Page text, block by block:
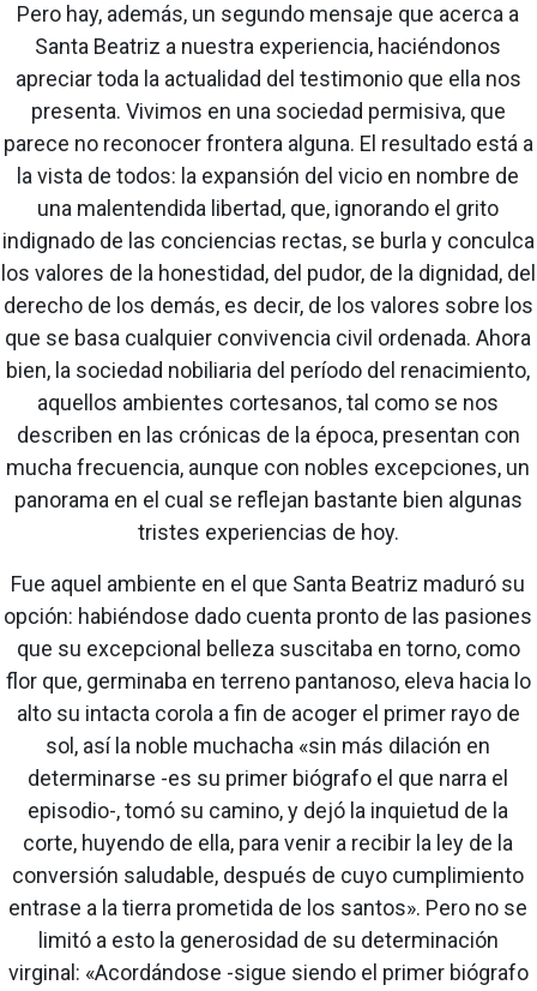
Pero hay, además, un segundo mensaje que acerca a
Santa Beatriz a nuestra experiencia, haciéndonos
apreciar toda la actualidad del testimonio que ella nos
presenta. Vivimos en una sociedad permisiva, que
parece no reconocer frontera alguna. El resultado está a
la vista de todos: la expansión del vicio en nombre de
una malentendida libertad, que, ignorando el grito
indignado de las conciencias rectas, se burla y conculca
los valores de la honestidad, del pudor, de la dignidad, del
derecho de los demás, es decir, de los valores sobre los
que se basa cualquier convivencia civil ordenada. Ahora
bien, la sociedad nobiliaria del período del renacimiento,
aquellos ambientes cortesanos, tal como se nos
describen en las crónicas de la época, presentan con
mucha frecuencia, aunque con nobles excepciones, un
panorama en el cual se reflejan bastante bien algunas
tristes experiencias de hoy.
Fue aquel ambiente en el que Santa Beatriz maduró su
opción: habiéndose dado cuenta pronto de las pasiones
que su excepcional belleza suscitaba en torno, como
flor que, germinaba en terreno pantanoso, eleva hacia lo
alto su intacta corola a fin de acoger el primer rayo de
sol, así la noble muchacha «sin más dilación en
determinarse -es su primer biógrafo el que narra el
episodio-, tomó su camino, y dejó la inquietud de la
corte, huyendo de ella, para venir a recibir la ley de la
conversión saludable, después de cuyo cumplimiento
entrase a la tierra prometida de los santos». Pero no se
limitó a esto la generosidad de su determinación
virginal: «Acordándose -sigue siendo el primer biógrafo